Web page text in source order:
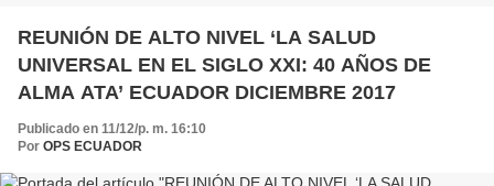
REUNIÓN DE ALTO NIVEL ‘LA SALUD
UNIVERSAL EN EL SIGLO XXI: 40 AÑOS DE
ALMA ATA’ ECUADOR DICIEMBRE 2017
Publicado en 11/12/p. m. 16:10
Por OPS ECUADOR